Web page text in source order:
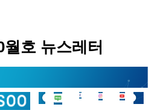
호 뉴스레터